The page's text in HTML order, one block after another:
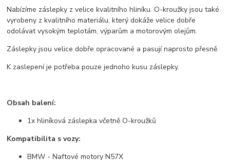
Nabízíme záslepky z velice kvalitního hliníku. O-kroužky jsou také
vyrobeny z kvalitního materiálu, který dokáže velice dobře
odolávat vysokým teplotám, výparům a motorovým olejům.
Záslepky jsou velice dobře opracované a pasují naprosto přesně.
K zaslepení je potřeba pouze jednoho kusu záslepky.
Obsah balení:
1x hliníková záslepka včetně O-kroužků
Kompatibilita s vozy:
BMW - Naftové motory N57X